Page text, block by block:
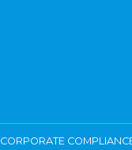
CORPORATE